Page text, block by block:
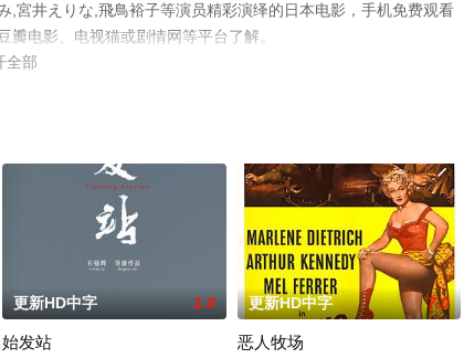
宮井えりな,飛鳥裕子等演员精彩演绎的日本电影，手机免费观看
电影、电视猫或剧情网等平台了解。
全部
更新HD中字 1.0
始发站
更新HD中字 7.0
恶人牧场